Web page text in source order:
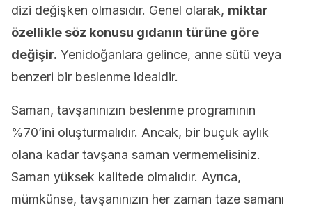
dizi değişken olmasıdır. Genel olarak, miktar
özellikle söz konusu gıdanın türüne göre
değişir. Yenidoğanlara gelince, anne sütü veya
benzeri bir beslenme idealdir.
Saman, tavşanınızın beslenme programının
%70’ini oluşturmalıdır. Ancak, bir buçuk aylık
olana kadar tavşana saman vermemelisiniz.
Saman yüksek kalitede olmalıdır. Ayrıca,
mümkünse, tavşanınızın her zaman taze samanı